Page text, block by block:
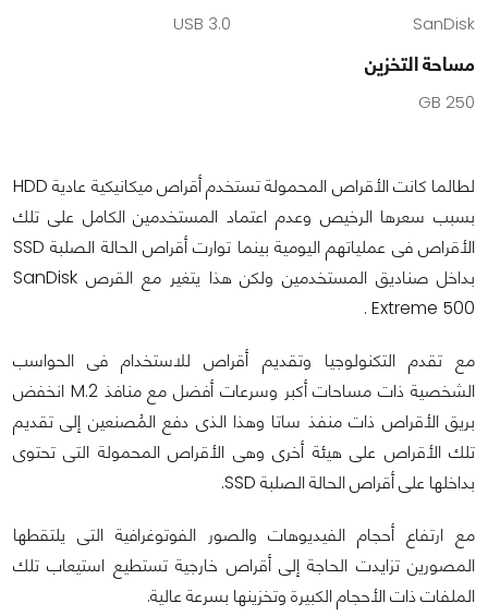
SanDisk
USB 3.0
مساحة التخزين
250 GB
لطالما كانت الأقراص المحمولة تستخدم أقراص ميكانيكية عادية HDD
بسبب سعرها الرخيص وعدم اعتماد المستخدمين الكامل على تلك
الأقراص فى عملياتهم اليومية بينما توارت أقراص الحالة الصلبة SSD
بداخل صناديق المستخدمين ولكن هذا يتغير مع القرص SanDisk
Extreme 500 .
مع تقدم التكنولوجيا وتقديم أقراص للاستخدام فى الحواسب
الشخصية ذات مساحات أكبر وسرعات أفضل مع منافذ M.2 انخفض
بريق الأقراص ذات منفذ ساتا وهذا الذى دفع المُصنعين إلى تقديم
تلك الأقراص على هيئة أخرى وهى الأقراص المحمولة التى تحتوى
بداخلها على أقراص الحالة الصلبة SSD.
مع ارتفاع أحجام الفيديوهات والصور الفوتوغرافية التى يلتقطها
المصورين تزايدت الحاجة إلى أقراص خارجية تستطيع استيعاب تلك
الملفات ذات الأحجام الكبيرة وتخزينها بسرعة عالية.